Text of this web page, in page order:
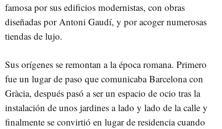
famosa por sus edificios modernistas, con obras
diseñadas por Antoni Gaudí, y por acoger numerosas
tiendas de lujo.
Sus orígenes se remontan a la época romana. Primero
fue un lugar de paso que comunicaba Barcelona con
Gràcia, después pasó a ser un espacio de ocio tras la
instalación de unos jardines a lado y lado de la calle y
finalmente se convirtió en lugar de residencia cuando